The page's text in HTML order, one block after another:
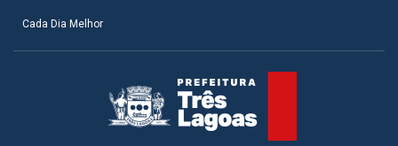
Cada Dia Melhor